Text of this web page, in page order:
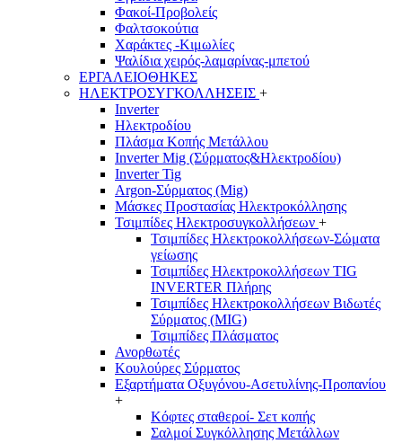
Φακοί-Προβολείς
Φαλτσοκούτια
Χαράκτες -Κιμωλίες
Ψαλίδια χειρός-λαμαρίνας-μπετού
ΕΡΓΑΛΕΙΟΘΗΚΕΣ
ΗΛΕΚΤΡΟΣΥΓΚΟΛΛΗΣΕΙΣ +
Inverter
Ηλεκτροδίου
Πλάσμα Κοπής Μετάλλου
Inverter Mig (Σύρματος&Ηλεκτροδίου)
Inverter Tig
Argon-Σύρματος (Mig)
Μάσκες Προστασίας Ηλεκτροκόλλησης
Τσιμπίδες Ηλεκτροσυγκολλήσεων +
Τσιμπίδες Ηλεκτροκολλήσεων-Σώματα
γείωσης
Τσιμπίδες Ηλεκτροκολλήσεων TIG
INVERTER Πλήρης
Τσιμπίδες Ηλεκτροκολλήσεων Βιδωτές
Σύρματος (MIG)
Τσιμπίδες Πλάσματος
Ανορθωτές
Κουλούρες Σύρματος
Εξαρτήματα Οξυγόνου-Ασετυλίνης-Προπανίου
+
Κόφτες σταθεροί- Σετ κοπής
Σαλμοί Συγκόλλησης Μετάλλων